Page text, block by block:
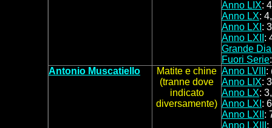
Anno LIX: 4
Anno LX:
Anno LXI : 3
Anno LXII :
Grande
Fuori Serie
Antonio Muscatiello
Matite e chine
(tranne dove
indicato
diversamente)
Anno LVIII :
Anno LIX: 3
Anno LX:
Anno LXI : 6
Anno LXII :
Anno LXIII :